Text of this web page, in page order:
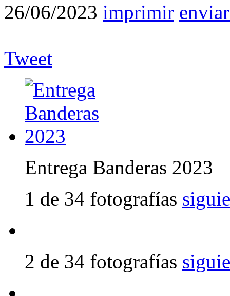
26/06/2023 imprimir
Tweet
Entrega Banderas 2023
1 de 34 fotografías
2 de 34 fotografías